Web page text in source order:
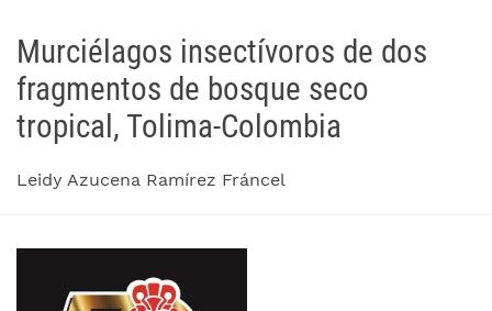
Murciélagos insectívoros de dos
fragmentos de bosque seco
tropical, Tolima-Colombia
Leidy Azucena Ramírez Fráncel